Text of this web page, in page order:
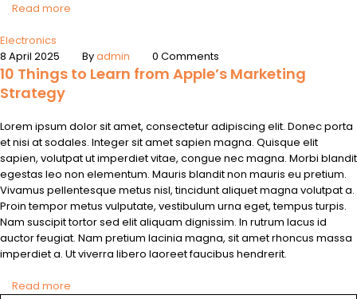
Read more
Electronics
8 April 2025
Byadmin 0 Comments
10 Things to Learn from Apple’s Marketing
Strategy
Lorem ipsum dolor sit amet, consectetur adipiscing elit. Donec porta
et nisi at sodales. Integer sit amet sapien magna. Quisque elit
sapien, volutpat ut imperdiet vitae, congue nec magna. Morbi blandit
egestas leo non elementum. Mauris blandit non mauris eu pretium.
Vivamus pellentesque metus nisl, tincidunt aliquet magna volutpat a.
Proin tempor metus vulputate, vestibulum urna eget, tempus turpis.
Nam suscipit tortor sed elit aliquam dignissim. In rutrum lacus id
auctor feugiat. Nam pretium lacinia magna, sit amet rhoncus massa
imperdiet a. Ut viverra libero laoreet faucibus hendrerit.
Read more